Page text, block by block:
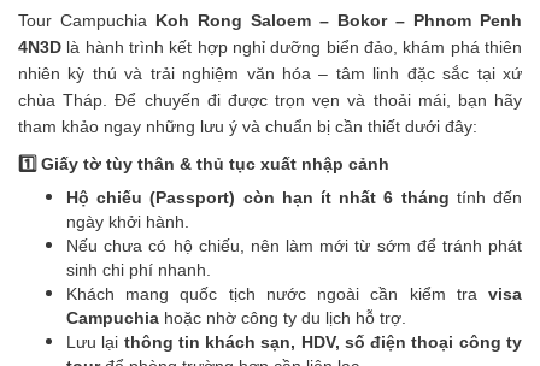
Tour Campuchia Koh Rong Saloem – Bokor – Phnom Penh
4N3D là hành trình kết hợp nghỉ dưỡng biển đảo, khám phá thiên
nhiên kỳ thú và trải nghiệm văn hóa – tâm linh đặc sắc tại xứ
chùa Tháp. Để chuyến đi được trọn vẹn và thoải mái, bạn hãy
tham khảo ngay những lưu ý và chuẩn bị cần thiết dưới đây:
1️⃣ Giấy tờ tùy thân & thủ tục xuất nhập cảnh
Hộ chiếu (Passport) còn hạn ít nhất 6 tháng tính đến
ngày khởi hành.
Nếu chưa có hộ chiếu, nên làm mới từ sớm để tránh phát
sinh chi phí nhanh.
Khách mang quốc tịch nước ngoài cần kiểm tra visa
Campuchia hoặc nhờ công ty du lịch hỗ trợ.
Lưu lại thông tin khách sạn, HDV, số điện thoại công ty